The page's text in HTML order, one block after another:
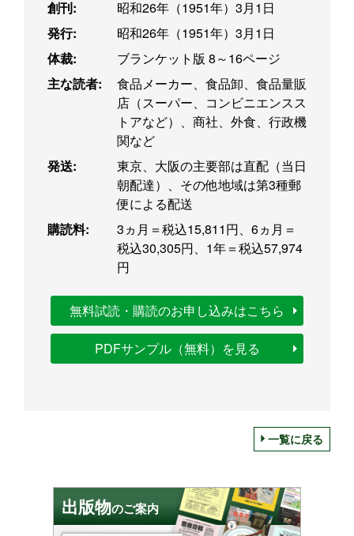
創刊:
昭和26年（1951年）3月1日
発行:
昭和26年（1951年）3月1日
体裁:
ブランケット版 8～16ページ
主な読者:
食品メーカー、食品卸、食品量販
店（スーパー、コンビニエンスス
トアなど）、商社、外食、行政機
関など
発送:
東京、大阪の主要部は直配（当日
朝配達）、その他地域は第3種郵
便による配送
購読料:
3ヵ月＝税込15,811円、6ヵ月＝
税込30,305円、1年＝税込57,974
円
無料試読・購読のお申し込みはこちら
PDFサンプル（無料）を見る
一覧に戻る
出版物のご案内